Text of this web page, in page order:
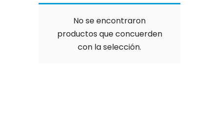
No se encontraron
productos que concuerden
con la selección.